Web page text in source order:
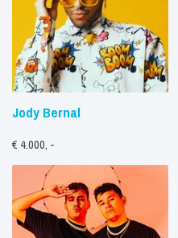
Jody Bernal
€ 4.000, -